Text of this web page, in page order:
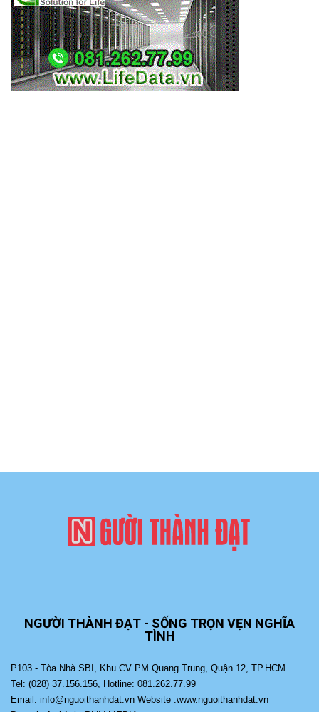
NGƯỜI THÀNH ĐẠT - SỐNG TRỌN VẸN NGHĨA
TÌNH
P103 - Tòa Nhà SBI, Khu CV PM Quang Trung, Quận 12, TP.HCM
Tel: (028) 37.156.156, Hotline: 081.262.77.99
Email: info@nguoithanhdat.vn Website :www.nguoithanhdat.vn